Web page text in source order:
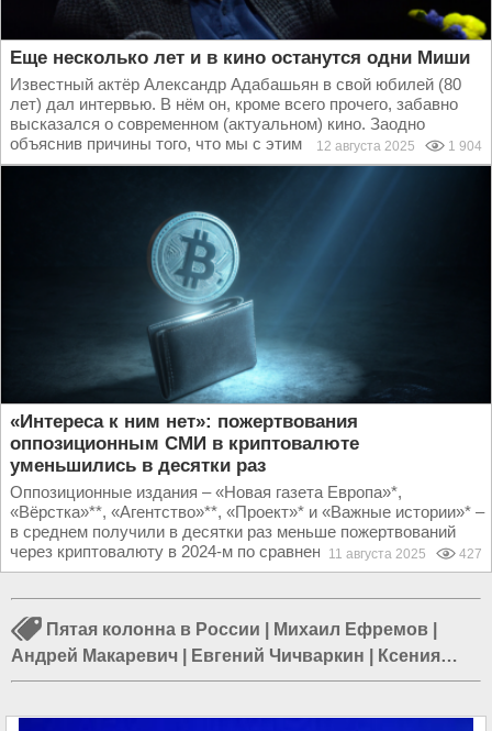
Еще несколько лет и в кино останутся одни Миши
Известный актёр Александр Адабашьян в свой юбилей (80
лет) дал интервью. В нём он, кроме всего прочего, забавно
высказался о современном (актуальном) кино. Заодно
объяснив причины того, что мы с этим кино...12 августа 2025 1 904
«Интереса к ним нет»: пожертвования
оппозиционным СМИ в криптовалюте
уменьшились в десятки раз
Оппозиционные издания – «Новая газета Европа»*,
«Вёрстка»**, «Агентство»**, «Проект»* и «Важные истории»* –
в среднем получили в десятки раз меньше пожертвований
через криптовалюту в 2024-м по сравнению с...11 августа 2025 427
Пятая колонна в России Михаил Ефремов
Андрей Макаревич
Евгений Чичваркин
Ксения
Собчак|Алексей Навальный|Михаил Ходорковский